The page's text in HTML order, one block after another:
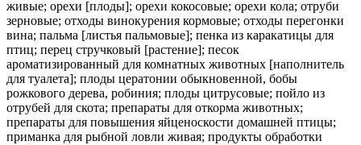
живые; орехи [плоды]; орехи кокосовые; орехи кола; отруби
зерновые; отходы винокурения кормовые; отходы перегонки
вина; пальма [листья пальмовые]; пенка из каракатицы для
птиц; перец стручковый [растение]; песок
ароматизированный для комнатных животных [наполнитель
для туалета]; плоды цератонии обыкновенной, бобы
рожкового дерева, робиния; плоды цитрусовые; пойло из
отрубей для скота; препараты для откорма животных;
препараты для повышения яйценоскости домашней птицы;
приманка для рыбной ловли живая; продукты обработки